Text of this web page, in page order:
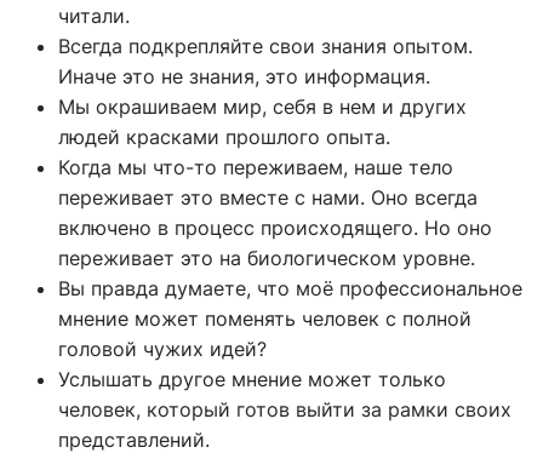
читали.
Всегда подкрепляйте свои знания опытом.
Иначе это не знания, это информация.
Мы окрашиваем мир, себя в нем и других
людей красками прошлого опыта.
Когда мы что-то переживаем, наше тело
переживает это вместе с нами. Оно всегда
включено в процесс происходящего. Но оно
переживает это на биологическом уровне.
Вы правда думаете, что моё профессиональное
мнение может поменять человек с полной
головой чужих идей?
Услышать другое мнение может только
человек, который готов выйти за рамки своих
представлений.